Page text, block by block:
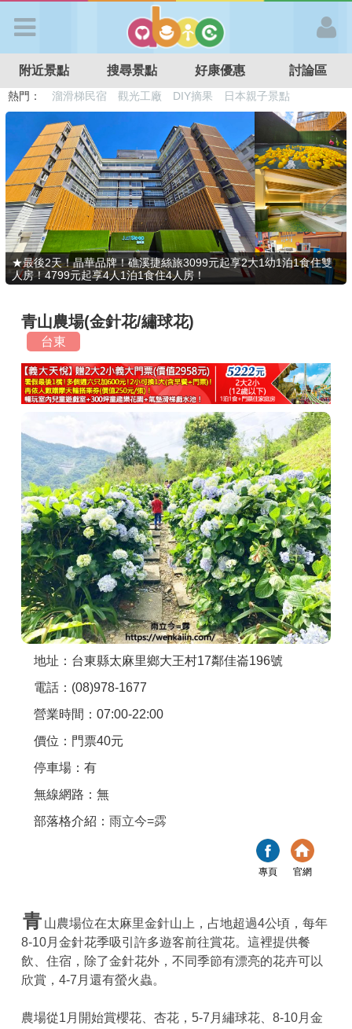
APP登入
首 頁
搜尋景點
好康優惠
最新消息
最新留言
商家合作
推薦景點
討論區
聯絡我們
APP下載
附近景點 搜尋景點 好康優惠 討論區
熱門： 溜滑梯民宿 觀光工廠 DIY摘果
日本親子景點
特色遊戲場
親子住房優惠 台北親子餐廳 溫泉泡湯SPA
★最後2天！晶華品牌！礁溪捷絲旅3099元起享2大1幼1泊1食住雙
人房！4799元起享4人1泊1食住4人房！
青山農場(金針花/繡球花)
台東
地址：台東縣太麻里鄉大王村17鄰佳崙196號
電話：(08)978-1677
營業時間：07:00-22:00
價位：門票40元
停車場：有
無線網路：無
部落格介紹： 雨立今=霠
專頁 官網
青 山農場位在太麻里金針山上，占地超過4公頃，每年
8-10月金針花季吸引許多遊客前往賞花。這裡提供餐
飲、住宿，除了金針花外，不同季節有漂亮的花卉可以
欣賞，4-7月還有螢火蟲。
農場從1月開始賞櫻花、杏花，5-7月繡球花、8-10月金